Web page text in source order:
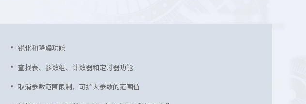
锐化和降噪功能
查找表、参数组、计数器和定时器功能
取消参数范围限制，可扩大参数的范围值